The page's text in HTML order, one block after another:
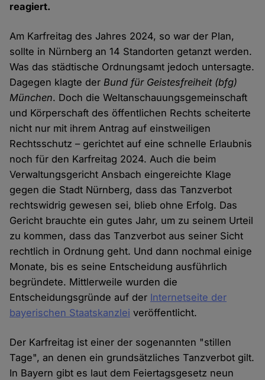
reagiert.
Am Karfreitag des Jahres 2024, so war der Plan,
sollte in Nürnberg an 14 Standorten getanzt werden.
Was das städtische Ordnungsamt jedoch untersagte.
Dagegen klagte derBund für Geistesfreiheit (bfg)
München. Doch die Weltanschauungsgemeinschaft
und Körperschaft des öffentlichen Rechts scheiterte
nicht nur mit ihrem Antrag auf einstweiligen
Rechtsschutz – gerichtet auf eine schnelle Erlaubnis
noch für den Karfreitag 2024. Auch die beim
Verwaltungsgericht Ansbach eingereichte Klage
gegen die Stadt Nürnberg, dass das Tanzverbot
rechtswidrig gewesen sei, blieb ohne Erfolg. Das
Gericht brauchte ein gutes Jahr, um zu seinem Urteil
zu kommen, dass das Tanzverbot aus seiner Sicht
rechtlich in Ordnung geht. Und dann nochmal einige
Monate, bis es seine Entscheidung ausführlich
begründete. Mittlerweile wurden die
Entscheidungsgründe auf der Internetseite der
bayerischen Staatskanzlei veröffentlicht.
Der Karfreitag ist einer der sogenannten "stillen
Tage", an denen ein grundsätzliches Tanzverbot gilt.
In Bayern gibt es laut dem Feiertagsgesetz neun